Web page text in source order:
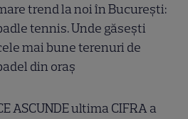
trend la noi în București:
tennis. Unde găsești
mai bune terenuri de
din oraș
ASCUNDE ultima CIFRA a